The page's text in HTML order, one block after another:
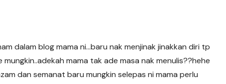
dalam blog mama ni…baru nak menjinak jinakkan diri tp
mama tak ade masa nak menulis??hehe
dan semanat baru mungkin selepas ni mama perlu